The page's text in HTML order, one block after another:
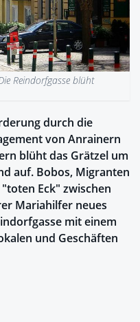
Reindorfgasse blüht
durch die
von Anrainern
blüht das Grätzel um
auf. Bobos, Migranten
Eck" zwischen
Mariahilfer neues
mit einem
und Geschäften